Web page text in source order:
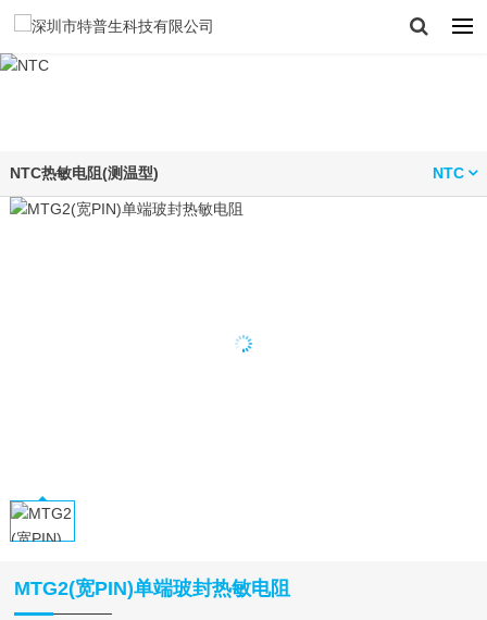
NTC热敏电阻(测温型) NTC
MTG2(宽PIN)单端玻封热敏电阻